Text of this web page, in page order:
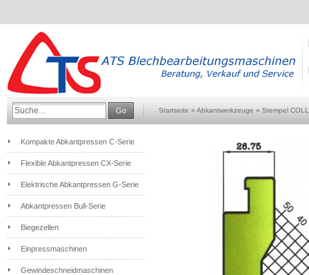
Go Startseite » Abkantwerkzeuge » Stempel
Kompakte Abkantpressen C-Serie
Flexible Abkantpressen CX-Serie
Elektrische Abkantpressen G-Serie
Abkantpressen Bull-Serie
Biegezellen
Einpressmaschinen
Gewindeschneidmaschinen